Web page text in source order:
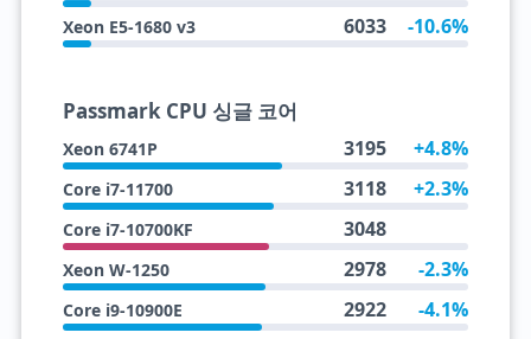
Xeon E5-1680 v3 6033 -10.6%
Passmark CPU 싱글 코어
Xeon 6741P 3195 +4.8%
Core i7-11700 3118 +2.3%
Core i7-10700KF 3048
Xeon W-1250 2978 -2.3%
Core i9-10900E 2922 -4.1%